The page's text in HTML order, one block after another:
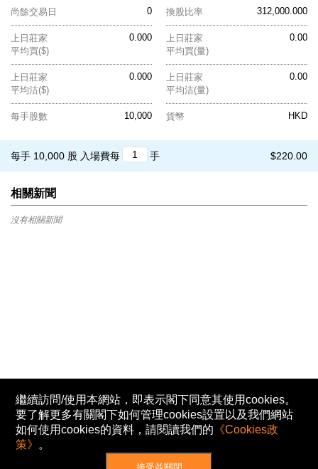
0
尚餘交易日 312,000.000
換股比率
0.000
上日莊家
平均買($)
0.00
上日莊家
平均買(量)
0.000
上日莊家
平均沽($)
0.00
上日莊家
平均沽(量)
10,000
每手股數 HKD
貨幣
$220.00
每手 10,000 股 入場費每 手
相關新聞
沒有相關新聞
繼續訪問/使用本網站，即表示閣下同意其使用cookies。
要了解更多有關閣下如何管理cookies設置以及我們網站
如何使用cookies的資料，請閱讀我們的 《Cookies政
策》 。